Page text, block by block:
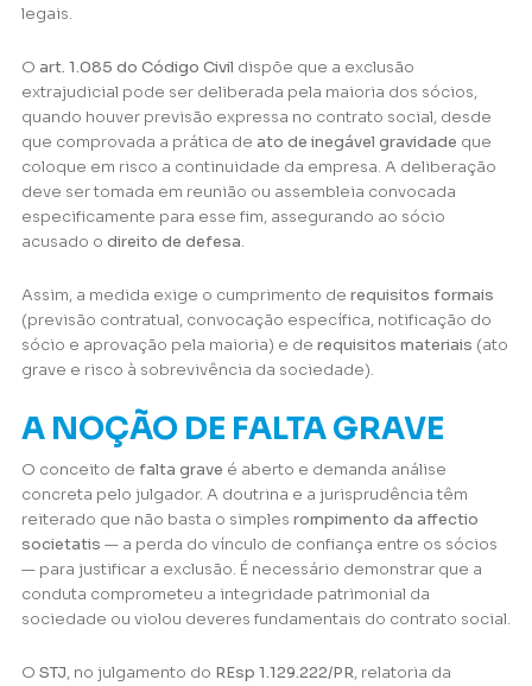
legais.
O art. 1.085 do Código Civil dispõe que a exclusão
extrajudicial pode ser deliberada pela maioria dos sócios,
quando houver previsão expressa no contrato social, desde
que comprovada a prática de ato de inegável gravidade que
coloque em risco a continuidade da empresa. A deliberação
deve ser tomada em reunião ou assembleia convocada
especificamente para esse fim, assegurando ao sócio
acusado o direito de defesa.
Assim, a medida exige o cumprimento de requisitos formais
(previsão contratual, convocação específica, notificação do
sócio e aprovação pela maioria) e de requisitos materiais (ato
grave e risco à sobrevivência da sociedade).
A NOÇÃO DE FALTA GRAVE
O conceito de falta grave é aberto e demanda análise
concreta pelo julgador. A doutrina e a jurisprudência têm
reiterado que não basta o simples rompimento da affectio
societatis — a perda do vínculo de confiança entre os sócios
— para justificar a exclusão. É necessário demonstrar que a
conduta comprometeu a integridade patrimonial da
sociedade ou violou deveres fundamentais do contrato social.
O STJ, no julgamento do REsp 1.129.222/PR, relatoria da